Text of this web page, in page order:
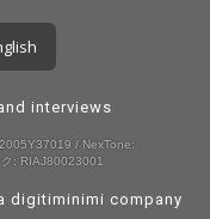
interviews
/ NexTone:
: RIAJ80023001
digitiminimi company